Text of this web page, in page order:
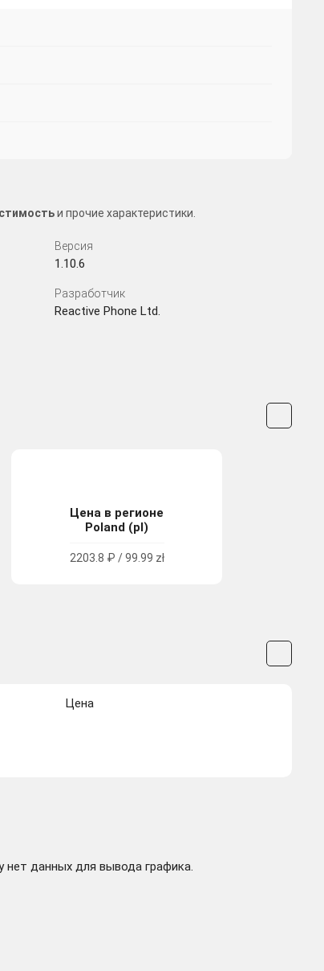
и прочие характеристики.
Версия
1.10.6
Разработчик
Reactive Phone Ltd.
Цена в регионе
Poland (pl)
2203.8 ₽ / 99.99 zł
Цена
нет данных для вывода графика.